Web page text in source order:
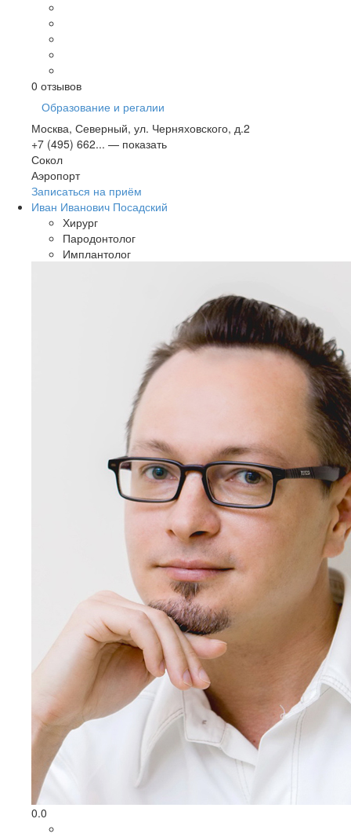
0 отзывов
Образование и регалии
Москва, Северный, ул. Черняховского, д.2
+7 (495) 662... — показать
Сокол
Аэропорт
Записаться на приём
Иван Иванович Посадский
Хирург
Пародонтолог
Имплантолог
0.0